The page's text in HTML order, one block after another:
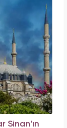
Sinan'ın